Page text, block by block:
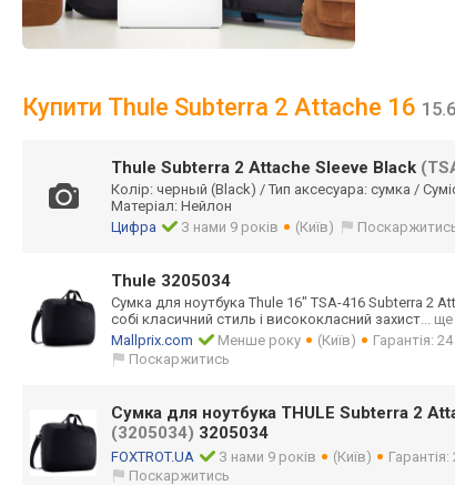
Купити Thule Subterra 2 Attache 16
Thule Subterra 2 Attache Sleeve Black
Колір: черный (Black) / Тип аксесуара: сумка /
Матеріал: Нейлон
Цифра
З нами 9 років (Київ)
Thule 3205034
Сумка для ноутбука Thule 16" TSA-416 Subterra 2
собі класичний стиль і висококласний захист... ще
Mallprix.com
Менше року (Київ)
Гарантія:
Поскаржитись
Сумка для ноутбука THULE Subterra 2
(3205034) 3205034
FOXTROT.UA З нами 9 років (Київ)
Поскаржитись